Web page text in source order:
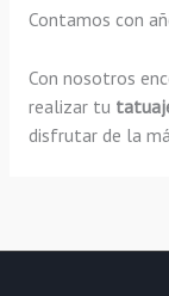
Contamos con
Con nosotros
realizar tu
disfrutar de la